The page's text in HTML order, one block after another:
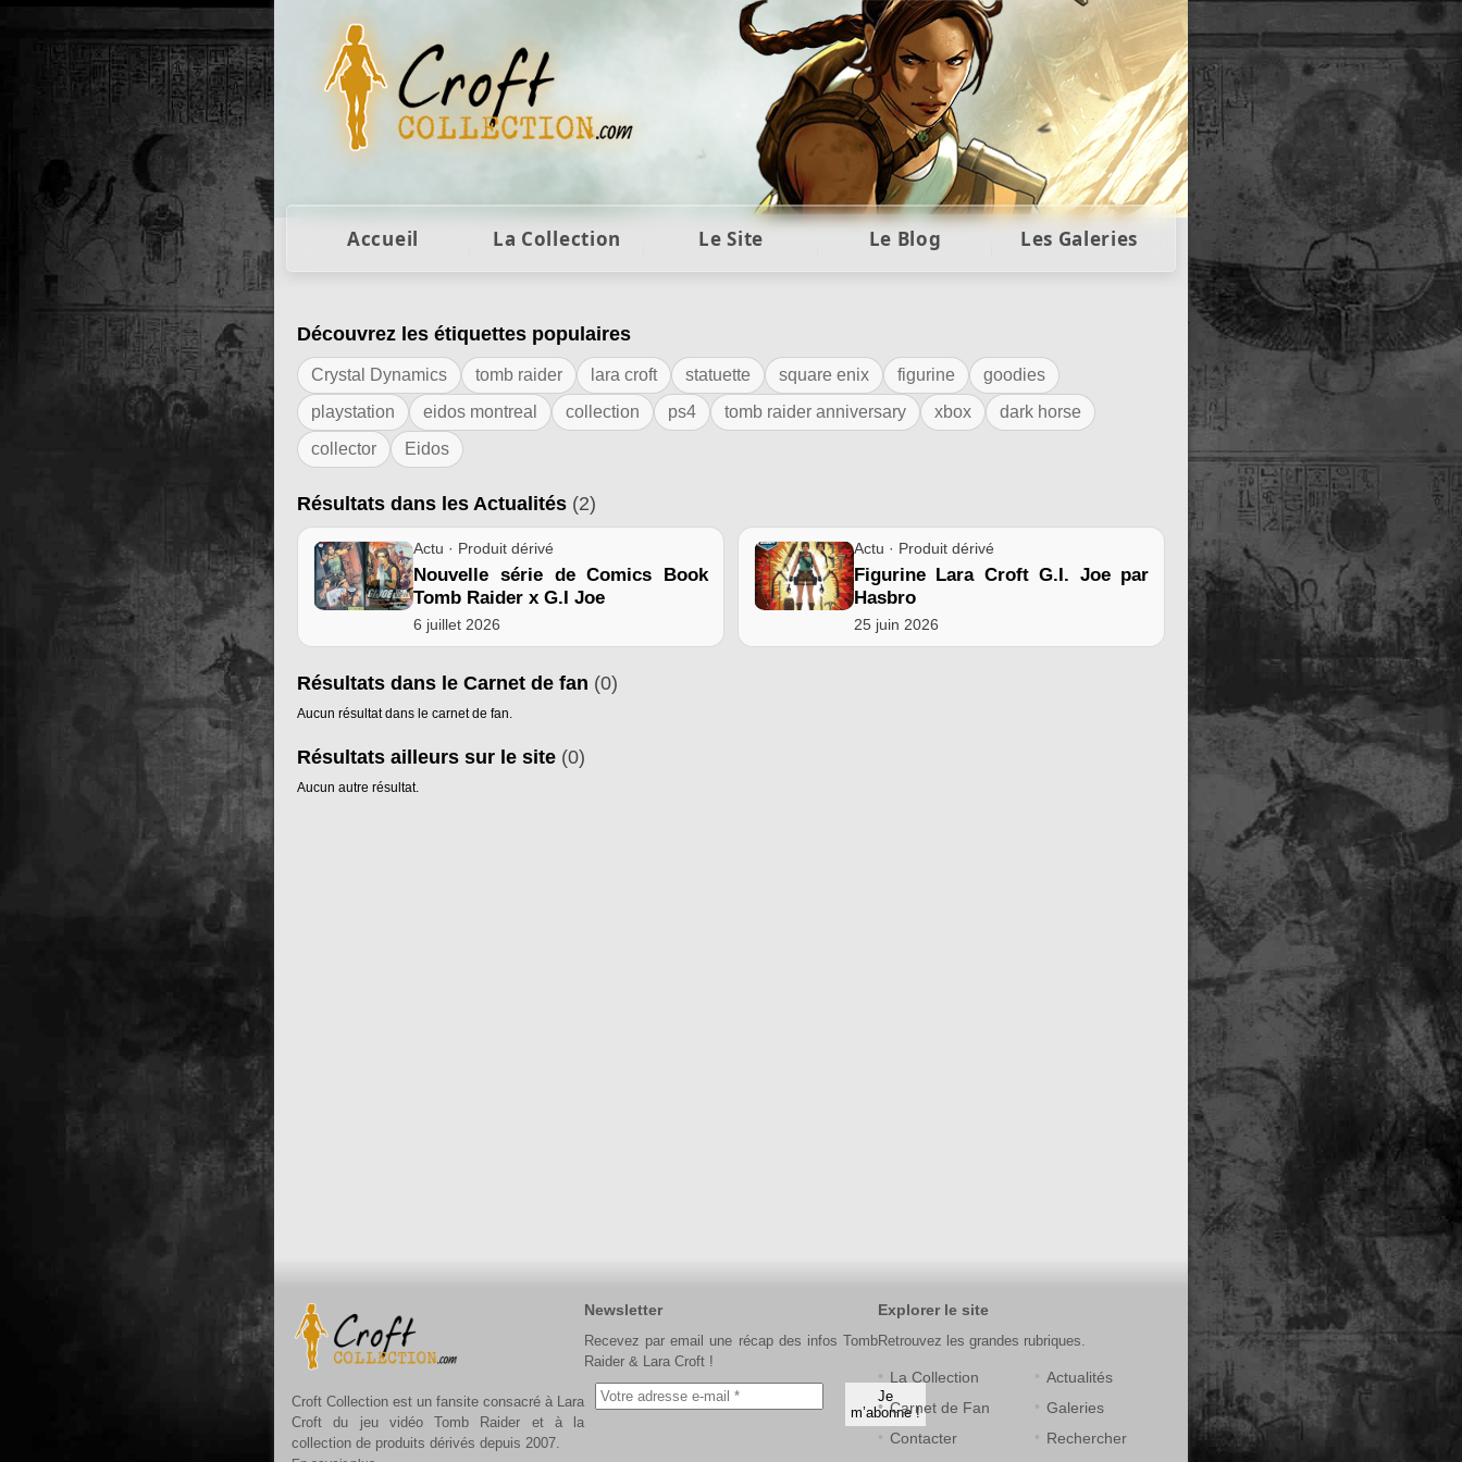
Figurines Lara Croft et collection Tomb Raider : statues, objets et collectors
Accueil La Collection Le Site Le Blog Les Galeries
Résultats de l'étiquette "G.I Joe"
Découvrez les étiquettes populaires
Crystal Dynamics tomb raider lara croft statuette square enix figurine
goodies
playstation
eidos montreal collection ps4 tomb raider anniversary xbox
dark horse
collector
Eidos
Résultats dans les Actualités (2)
Actu · Produit dérivé
Nouvelle série de Comics Book
Tomb Raider x G.I Joe
6 juillet 2026
Actu · Produit dérivé
Figurine Lara Croft G.I. Joe par
Hasbro
25 juin 2026
Résultats dans le Carnet de fan (0)
Aucun résultat dans le carnet de fan.
Résultats ailleurs sur le site (0)
Aucun autre résultat.
Croft Collection est un fansite consacré à Lara
Croft du jeu vidéo Tomb Raider et à la
collection de produits dérivés depuis 2007.
Newsletter
Recevez par email une récap des infos Tomb
Raider & Lara Croft !
Explorer le site
Retrouvez les grandes rubriques.
La Collection
Actualités
Carnet de Fan
Galeries
Contacter
Rechercher